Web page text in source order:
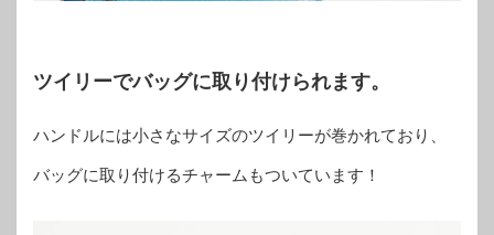
ツイリーでバッグに取り付けられます。
ハンドルには小さなサイズのツイリーが巻かれており、
バッグに取り付けるチャームもついています！